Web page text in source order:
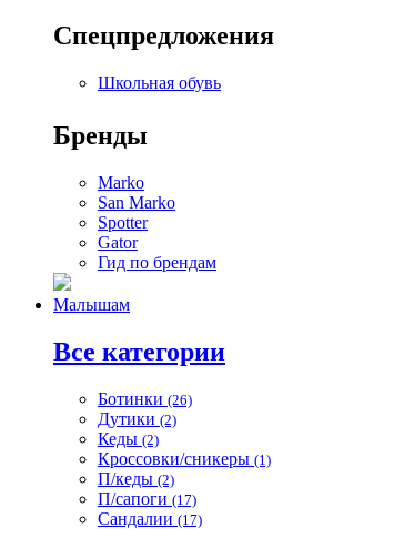
Спецпредложения
Школьная обувь
Бренды
Marko
San Marko
Spotter
Gator
Гид по брендам
Малышам
Все категории
Ботинки (26)
Дутики (2)
Кеды (2)
Кроссовки/сникеры (1)
П/кеды (2)
П/сапоги (17)
Сандалии (17)